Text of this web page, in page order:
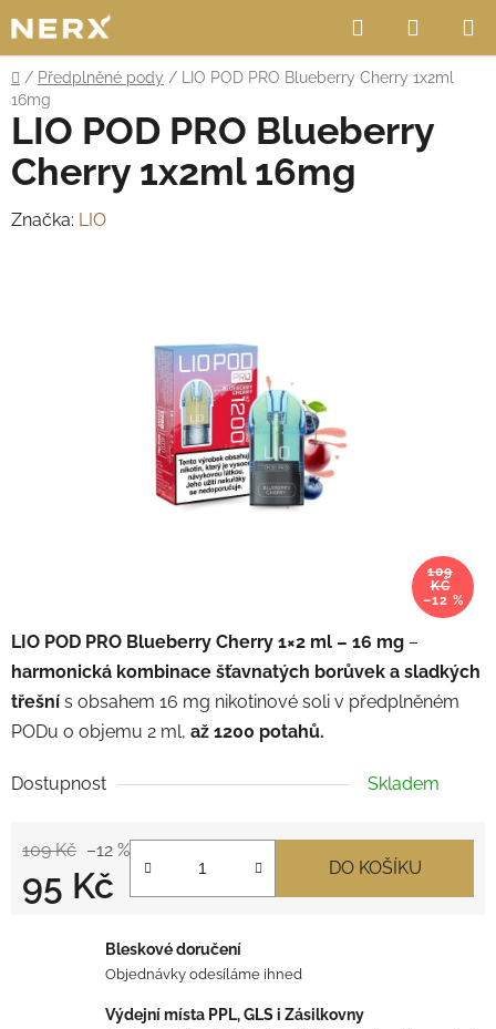
na
obsah
Hledat
KOŠÍK
Domů
/ Předplněné pody /
LIO POD PRO Blueberry Cherry 1x2ml
16mg
LIO POD PRO Blueberry Cherry 1×2 ml – 16 mg –
harmonická kombinace šťavnatých borůvek a sladkých
třešní s obsahem 16 mg nikotinové soli v předplněném
PODu o objemu 2 ml, až 1200 potahů.
Dostupnost Skladem
109 Kč –12 %
95 Kč DO KOŠÍKU
LIO POD PRO Blueberry
Cherry 1x2ml 16mg
Značka: LIO
109
KČ
–12 %
Bleskové doručení
Objednávky odesíláme ihned
Výdejní místa PPL, GLS i Zásilkovny